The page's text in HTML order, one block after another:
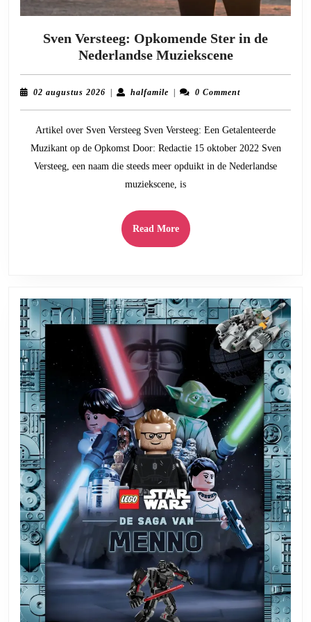
Sven Versteeg: Opkomende Ster in de
Nederlandse MuzieksceneSven
Versteeg:
Opkomende
de
Nederlandse
Muziekscene
02 augustus 2026 02| halfamilehalfamile
| 0 Comment
Artikel over Sven Versteeg Sven Versteeg: Een Getalenteerde
Muzikant op de Opkomst Door: Redactie 15 oktober 2022 Sven
Versteeg, een naam die steeds meer opduikt in de Nederlandse
muziekscene, is
Read MoreRead
More